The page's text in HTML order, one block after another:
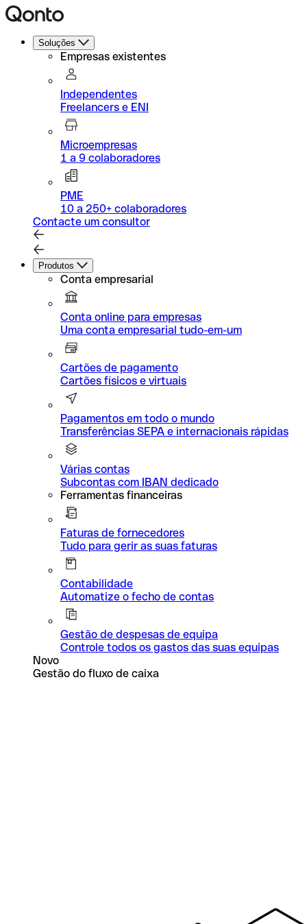
Soluções
Empresas existentes
Independentes
Freelancers e ENI
Microempresas
1 a 9 colaboradores
PME
10 a 250+ colaboradores
Contacte um consultor
Produtos
Conta empresarial
Conta online para empresas
Uma conta empresarial tudo-em-um
Cartões de pagamento
Cartões físicos e virtuais
Pagamentos em todo o mundo
Transferências SEPA e internacionais rápidas
Várias contas
Subcontas com IBAN dedicado
Ferramentas financeiras
Faturas de fornecedores
Tudo para gerir as suas faturas
Contabilidade
Automatize o fecho de contas
Gestão de despesas de equipa
Controle todos os gastos das suas equipas
Novo
Gestão do fluxo de caixa